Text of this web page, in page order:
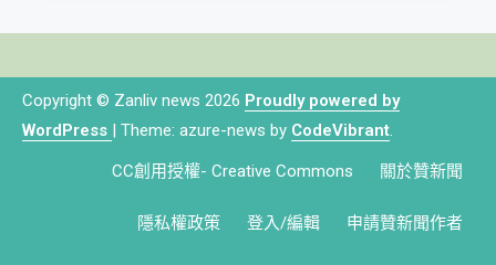
Copyright © Zanliv news 2026 Proudly powered by
WordPress
Theme: azure-news by CodeVibrant.
CC創用授權- Creative Commons 關於贊新聞
隱私權政策 登入/編輯 申請贊新聞作者